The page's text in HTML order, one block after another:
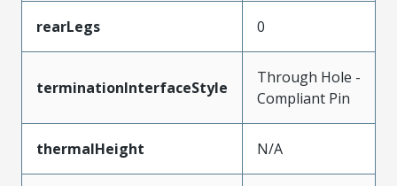
rearLegs 0
terminationInterfaceStyle
Through Hole -
Compliant Pin
thermalHeight N/A